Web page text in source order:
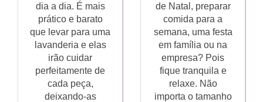
dia a dia. É mais
prático e barato
que levar para uma
lavanderia e elas
irão cuidar
perfeitamente de
cada peça,
deixando-as
de Natal, preparar
comida para a
semana, uma festa
em família ou na
empresa? Pois
fique tranquila e
relaxe. Não
importa o tamanho